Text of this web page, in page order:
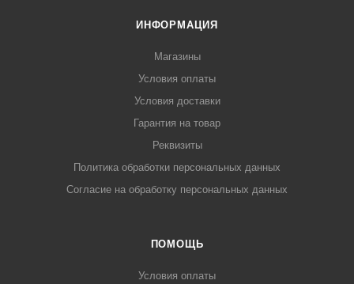
ИНФОРМАЦИЯ
Магазины
Условия оплаты
Условия доставки
Гарантия на товар
Реквизиты
Политика обработки персональных данных
Согласие на обработку персональных данных
ПОМОЩЬ
Условия оплаты